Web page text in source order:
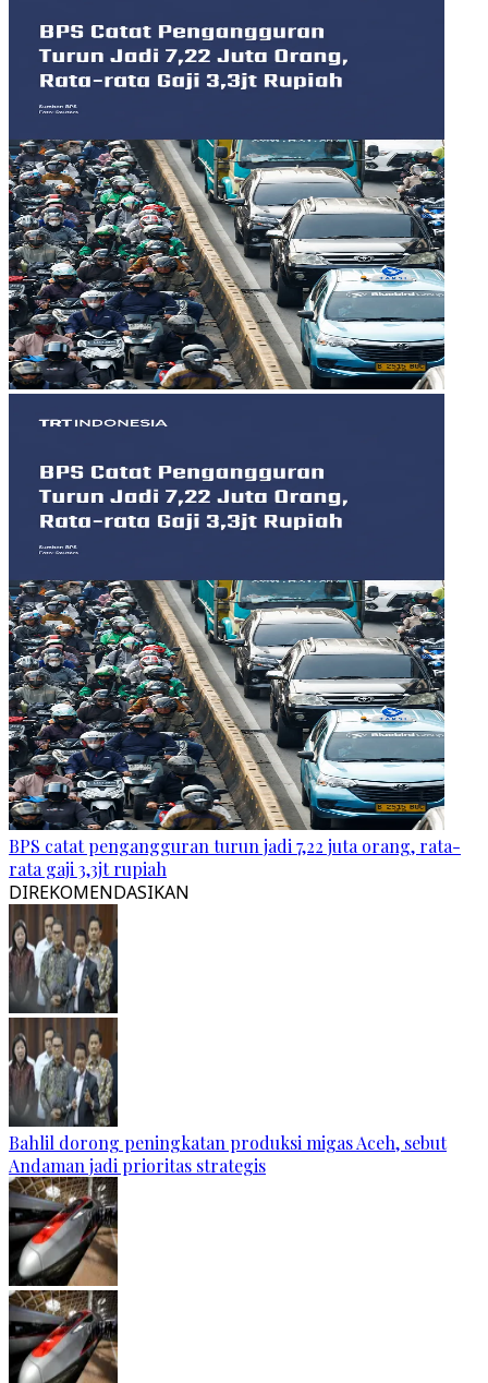
BPS catat pengangguran turun jadi 7,22 juta orang, rata-
rata gaji 3,3jt rupiah
DIREKOMENDASIKAN
Bahlil dorong peningkatan produksi migas Aceh, sebut
Andaman jadi prioritas strategis